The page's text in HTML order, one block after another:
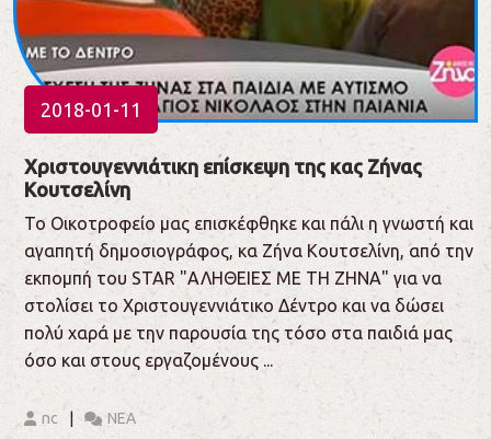
2018-01-11
Χριστουγεννιάτικη επίσκεψη της κας Ζήνας
Κουτσελίνη
Το Οικοτροφείο μας επισκέφθηκε και πάλι η γνωστή και
αγαπητή δημοσιογράφος, κα Ζήνα Κουτσελίνη, από την
εκπομπή του STAR "ΑΛΗΘΕΙΕΣ ΜΕ ΤΗ ΖΗΝΑ" για να
στολίσει το Χριστουγεννιάτικο Δέντρο και να δώσει
πολύ χαρά με την παρουσία της τόσο στα παιδιά μας
όσο και στους εργαζομένους ...
nc ΝΕΑ